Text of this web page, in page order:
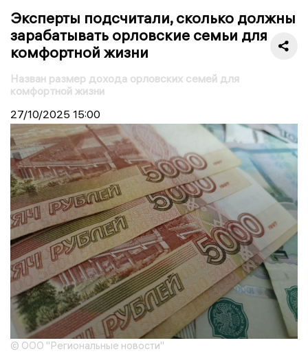
Эксперты подсчитали, сколько должны
зарабатывать орловские семьи для
комфортной жизни
Назван размер дохода орловских семей для
комфортной жизни
27/10/2025 15:00
© ООО "Региональные новости"